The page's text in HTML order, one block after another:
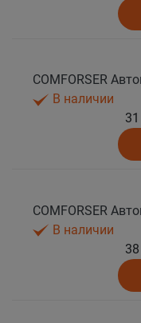
В наличии
В наличии